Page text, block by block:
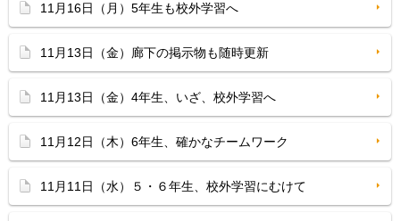
11月16日（月）5年生も校外学習へ
11月13日（金）廊下の掲示物も随時更新
11月13日（金）4年生、いざ、校外学習へ
11月12日（木）6年生、確かなチームワーク
11月11日（水）５・６年生、校外学習にむけて